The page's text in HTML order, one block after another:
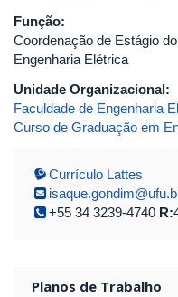
Função:
Coordenação de Estágio
Engenharia Elétrica
Unidade Organizacional:
Faculdade de Engenharia
Curso de Graduação em
Currículo Lattes
+55 34 3239-4740 R:
Planos de Trabalho